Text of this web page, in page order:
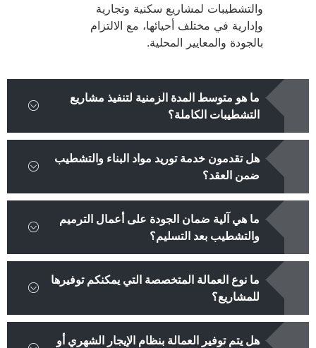
والتشطيبات لمشاريع سكنية وتجارية
وإدارية في مختلف أحيائها، مع الالتزام
بالجودة والمعايير المحلية.
ما هو متوسط المدة الزمنية لتنفيذ مشاريع
التشطيبات الكاملة؟
هل تقدمون خدمة توريد مواد البناء والتشطيب
ضمن العقد؟
ما هي آلية ضمان الجودة على أعمال الترميم
والتشطيب بعد التسليم؟
ما نوع العمالة المتخصصة التي يمكنكم توفيرها
للمشاريع؟
هل يتم توفير العمالة بنظام الإيجار الشهري أو